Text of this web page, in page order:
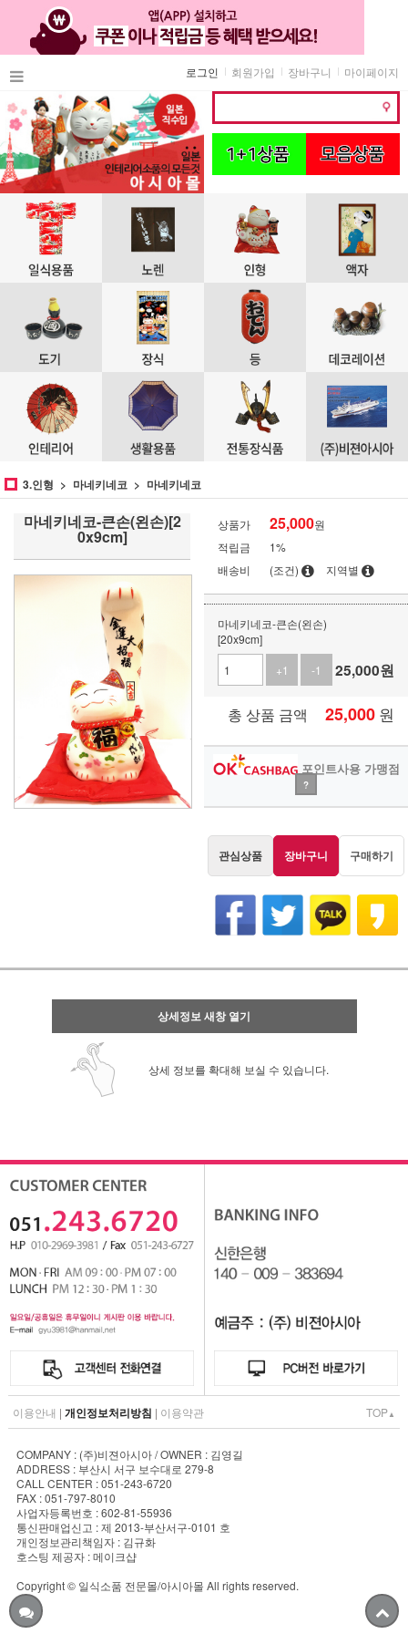
마이페이지
장바구니
회원가입
로그인
3.인형 마네키네코 마네키네코
마네키네코-큰손(왼손)[2
0x9cm]
상품가 25,000원
적립금
1%
배송비
(조건) 지역별
마네키네코-큰손(왼손)
[20x9cm]
+1
-1 25,000원
총 상품 금액 25,000 원
포인트사용 가맹점
?
관심상품 장바구니 구매하기
상세정보 새창 열기
상세 정보를 확대해 보실 수 있습니다.
이용안내 | 개인정보처리방침 | 이용약관 TOP▲
COMPANY : (주)비젼아시아 / OWNER : 김영길
ADDRESS : 부산시 서구 보수대로 279-8
CALL CENTER : 051-243-6720
FAX : 051-797-8010
사업자등록번호 : 602-81-55936
통신판매업신고 : 제 2013-부산서구-0101 호
개인정보관리책임자 : 김규화
호스팅 제공자 : 메이크샵
Copyright © 일식소품 전문몰/아시아몰 All rights reserved.